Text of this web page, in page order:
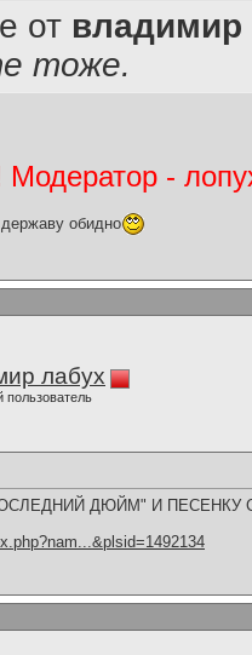
от владимир
тоже.
-
обидно
лабух
пользователь
ДЮЙМ" И ПЕСЕНКУ